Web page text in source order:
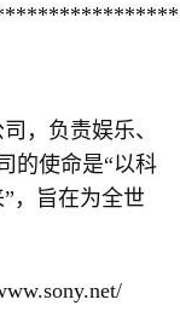
，负责娱乐、
的使命是“以科
，旨在为全世